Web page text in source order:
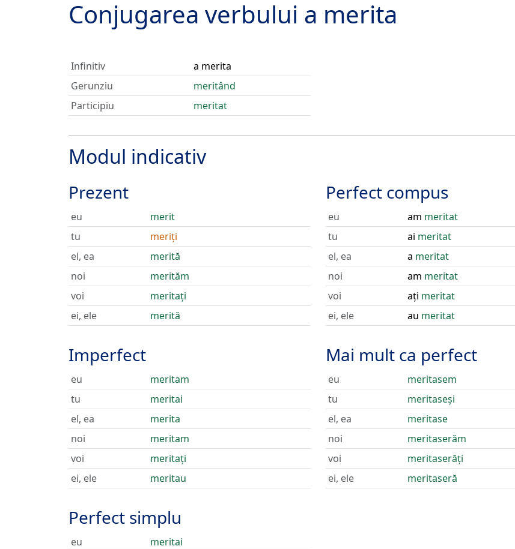
Conjugarea verbului a merita
Infinitiv
a merita
Gerunziu
meritând
Participiu
meritat
Modul indicativ
Prezent
eu
merit
tu
meriți
el, ea
merită
noi
merităm
voi
meritați
ei, ele
merită
Imperfect
eu
meritam
tu
meritai
el, ea
merita
noi
meritam
voi
meritați
ei, ele
meritau
Perfect simplu
eu
meritai
Perfect compus
eu am meritat
tu
ai meritat
el, ea
a meritat
noi
am meritat
voi
ați meritat
ei, ele
au meritat
Mai mult ca perfect
eu
meritasem
tu
meritaseși
el, ea
meritase
noi
meritaserăm
voi
meritaserăți
ei, ele
meritaseră